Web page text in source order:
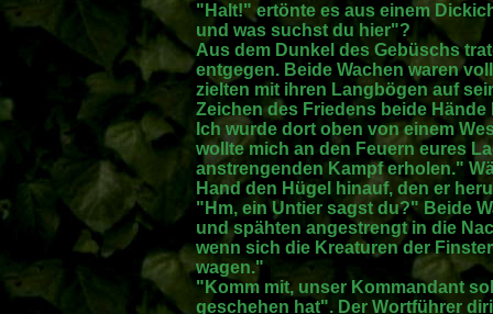
"Halt!" ertönte es aus einem
und was suchst du hier"?
Aus dem Dunkel des Gebüschs
entgegen. Beide Wachen waren
zielten mit ihren Langbögen auf
Zeichen des Friedens beide
Ich wurde dort oben von einem
wollte mich an den Feuern eures
anstrengenden Kampf erholen."
Hand den Hügel hinauf, den er
"Hm, ein Untier sagst du?" Beide
und spähten angestrengt in die
wenn sich die Kreaturen der
wagen."
"Komm mit, unser Kommandant
geschehen hat". Der Wortführer